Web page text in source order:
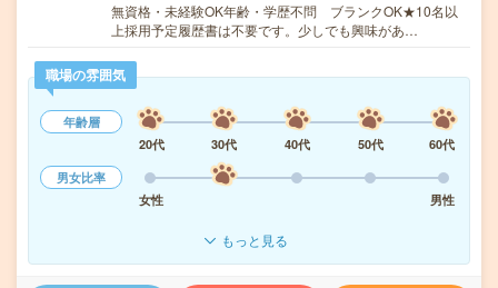
無資格・未経験OK年齢・学歴不問 ブランクOK★10名以
上採用予定履歴書は不要です。少しでも興味があ…
職場の雰囲気
年齢層
20代
30代 40代 50代
60代
男女比率
女性
男性
もっと見る